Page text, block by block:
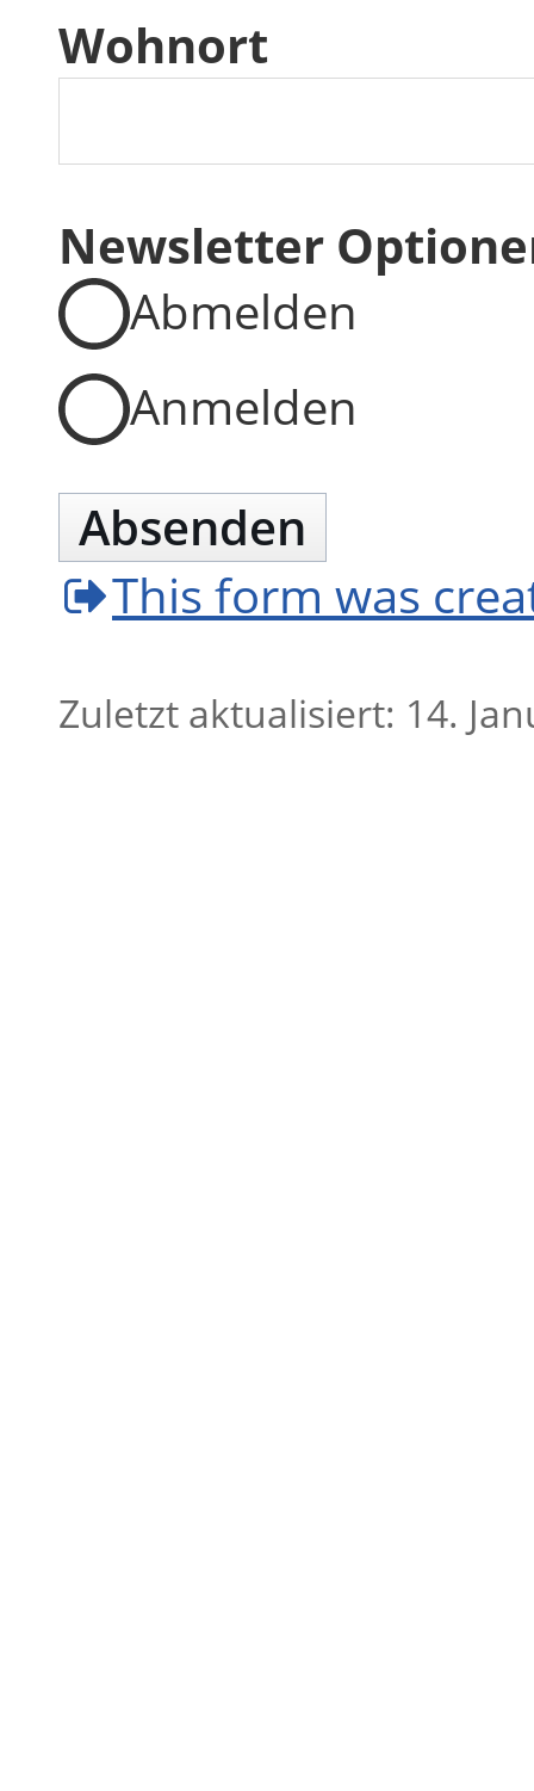
Wohnort
Newsletter
Abmelden
Anmelden
Absenden
This form was
Zuletzt aktualisiert: 14.